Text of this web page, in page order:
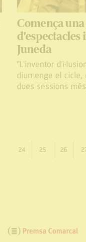
Comença
d'espectacles
Juneda
"L'inventor
diumenge el
dues sessions
24 25 26